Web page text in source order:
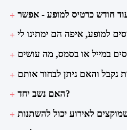
האם נשב יחד?